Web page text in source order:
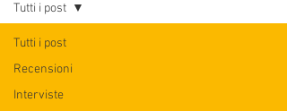
Tutti i post
Recensioni
Interviste
Tutti i post